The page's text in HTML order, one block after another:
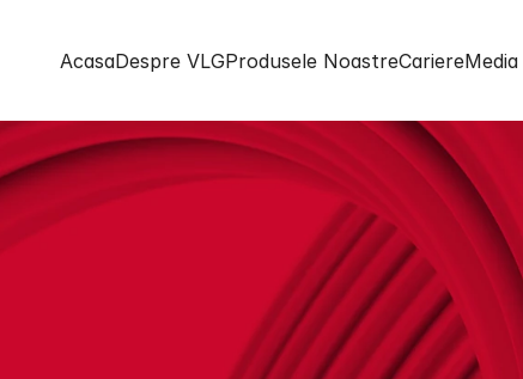
AcasaDespre VLGProdusele NoastreCariereMedia